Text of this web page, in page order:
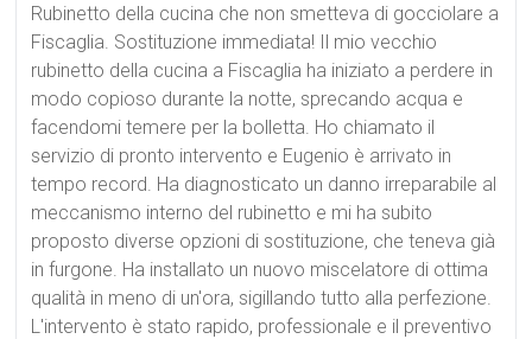
Rubinetto della cucina che non smetteva di gocciolare a
Fiscaglia. Sostituzione immediata! Il mio vecchio
rubinetto della cucina a Fiscaglia ha iniziato a perdere in
modo copioso durante la notte, sprecando acqua e
facendomi temere per la bolletta. Ho chiamato il
servizio di pronto intervento e Eugenio è arrivato in
tempo record. Ha diagnosticato un danno irreparabile al
meccanismo interno del rubinetto e mi ha subito
proposto diverse opzioni di sostituzione, che teneva già
in furgone. Ha installato un nuovo miscelatore di ottima
qualità in meno di un'ora, sigillando tutto alla perfezione.
L'intervento è stato rapido, professionale e il preventivo